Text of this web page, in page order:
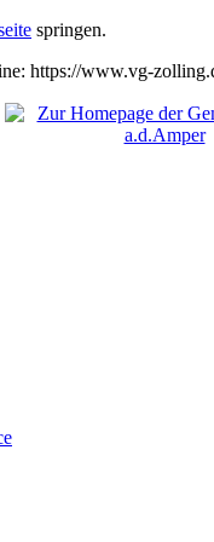
springen.
https://www.vg-